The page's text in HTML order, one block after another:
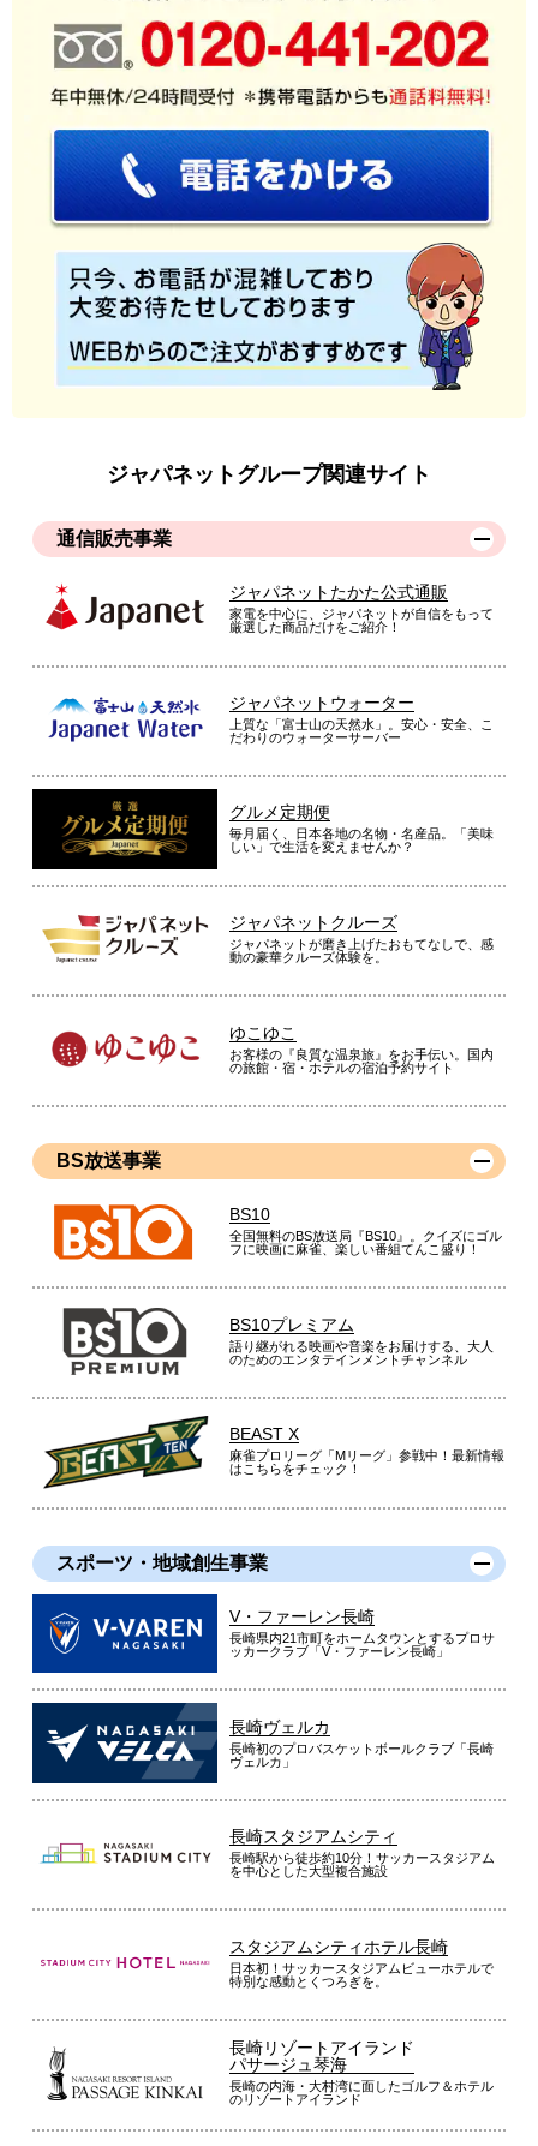
ジャパネットグループ関連サイト
通信販売事業
ジャパネットたかた公式通販
家電を中心に、ジャパネットが自信をもって
厳選した商品だけをご紹介！
ジャパネットウォーター
上質な「富士山の天然水」。安心・安全、こ
だわりのウォーターサーバー
グルメ定期便
毎月届く、日本各地の名物・名産品。「美味
しい」で生活を変えませんか？
ジャパネットクルーズ
ジャパネットが磨き上げたおもてなしで、感
動の豪華クルーズ体験を。
ゆこゆこ
お客様の『良質な温泉旅』をお手伝い。国内
の旅館・宿・ホテルの宿泊予約サイト
BS放送事業
BS10
全国無料のBS放送局『BS10』。クイズにゴル
フに映画に麻雀、楽しい番組てんこ盛り！
BS10プレミアム
語り継がれる映画や音楽をお届けする、大人
のためのエンタテインメントチャンネル
BEAST X
麻雀プロリーグ「Mリーグ」参戦中！最新情報
はこちらをチェック！
スポーツ・地域創生事業
V・ファーレン長崎
長崎県内21市町をホームタウンとするプロサ
ッカークラブ「V・ファーレン長崎」
長崎ヴェルカ
長崎初のプロバスケットボールクラブ「長崎
ヴェルカ」
長崎スタジアムシティ
長崎駅から徒歩約10分！サッカースタジアム
を中心とした大型複合施設
スタジアムシティホテル長崎
日本初！サッカースタジアムビューホテルで
特別な感動とくつろぎを。
長崎リゾートアイランド
パサージュ琴海
長崎の内海・大村湾に面したゴルフ＆ホテル
のリゾートアイランド